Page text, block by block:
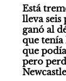
Está
lleva seis
ganó al
que
que
pero